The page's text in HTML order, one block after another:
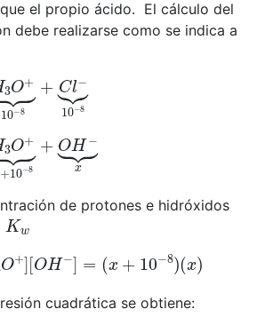
el propio ácido. El cálculo del
debe realizarse como se indica a
+⏟ 8+
O + ⏟ 10−8
de protones e hidróxidos
Kw
3O+][OH− ( + 10 −8)(x )
cuadrática se obtiene: